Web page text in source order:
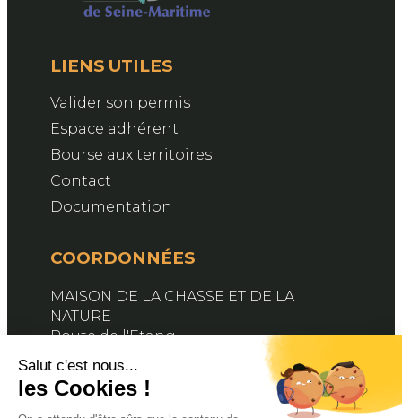
LIENS UTILES
Valider son permis
Espace adhérent
Bourse aux territoires
Contact
Documentation
COORDONNÉES
MAISON DE LA CHASSE ET DE LA
NATURE
Route de l'Etang
Contactez-nous